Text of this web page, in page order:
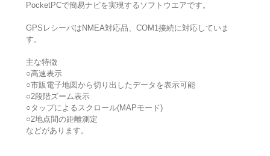
PocketPCで簡易ナビを実現するソフトウエアです。
GPSレシーバはNMEA対応品、COM1接続に対応していま
す。
主な特徴
○高速表示
○市販電子地図から切り出したデータを表示可能
○2段階ズーム表示
○タップによるスクロール(MAPモード)
○2地点間の距離測定
などがあります。